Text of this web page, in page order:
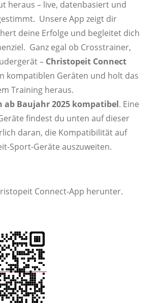
heraus – live, datenbasiert und
Unsere App zeigt dir
deine Erfolge und begleitet dich
Ganz egal ob Crosstrainer,
– Christopeit Connect
kompatiblen Geräten und holt das
Training heraus.
ab Baujahr 2025 kompatibel. Eine
findest du unten auf dieser
daran, die Kompatibilität auf
Sport-Geräte auszuweiten.
Connect-App herunter.